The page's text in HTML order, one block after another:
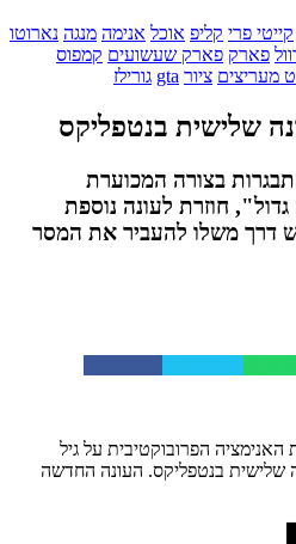
קייטי פרי קליפ אוכל אנימה מנגה נארוטו
פארק פארק שעשועים קמפוס
מעריצים ציור gta גורילז
שלישית בנטפליקס
בצורה המכוערת
חוזרת לעונה נוספת
דרך משלו להעביר את המסר
הפרובוקטיבית על גיל
שלישית בנטפליקס. העונה החדשה